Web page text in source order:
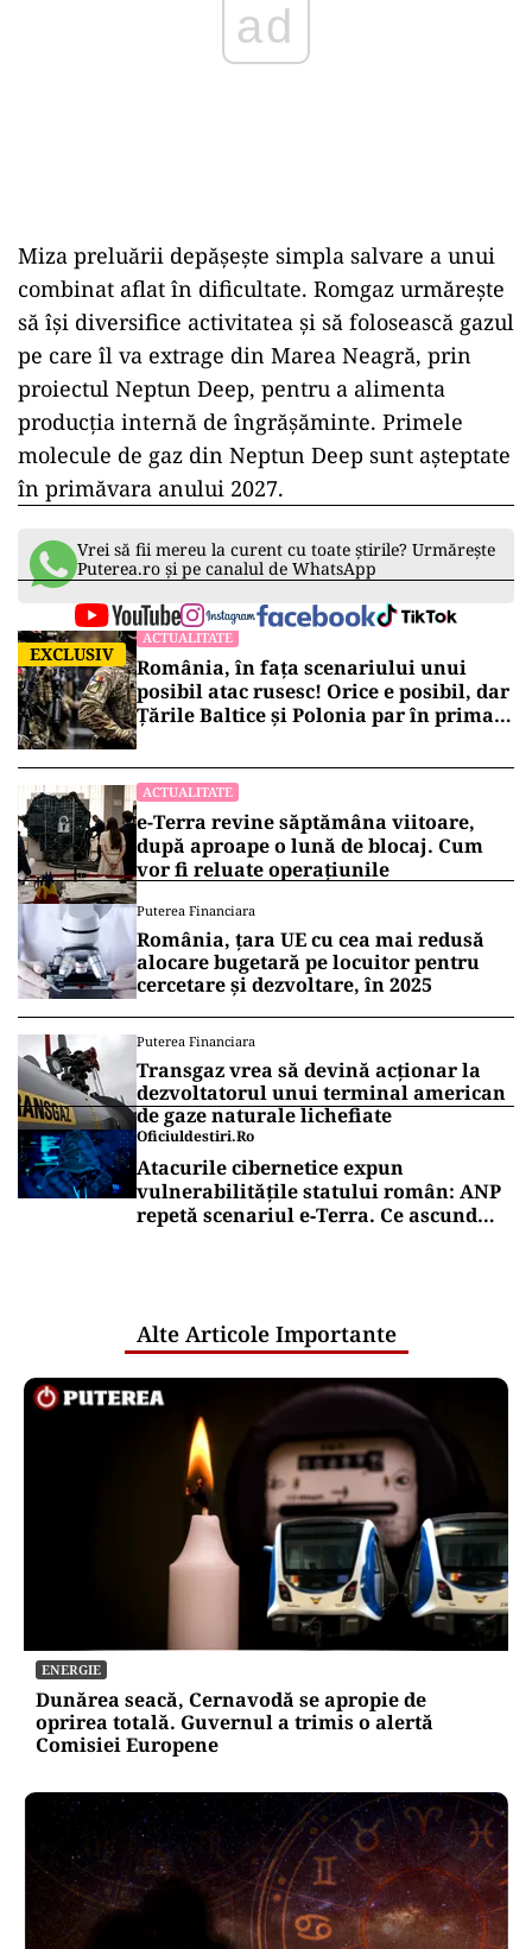
ad
Miza preluării depășește simpla salvare a unui
combinat aflat în dificultate. Romgaz urmărește
să își diversifice activitatea și să folosească gazul
pe care îl va extrage din Marea Neagră, prin
proiectul Neptun Deep, pentru a alimenta
producția internă de îngrășăminte. Primele
molecule de gaz din Neptun Deep sunt așteptate
în primăvara anului 2027.
Vrei să fii mereu la curent cu toate știrile? Urmărește
Puterea.ro și pe canalul de WhatsApp
EXCLUSIV
ACTUALITATE
România, în fața scenariului unui
posibil atac rusesc! Orice e posibil, dar
Țările Baltice și Polonia par în prima
ACTUALITATE
e-Terra revine săptămâna viitoare,
după aproape o lună de blocaj. Cum
vor fi reluate operațiunile
Puterea Financiara
România, țara UE cu cea mai redusă
alocare bugetară pe locuitor pentru
cercetare și dezvoltare, în 2025
Puterea Financiara
Transgaz vrea să devină acționar la
dezvoltatorul unui terminal american
de gaze naturale lichefiate
Oficiuldestiri.ro
Atacurile cibernetice expun
vulnerabilitățile statului român: ANP
repetă scenariul e‑Terra. Ce ascund
Alte Articole Importante
ENERGIE
Dunărea seacă, Cernavodă se apropie de
oprirea totală. Guvernul a trimis o alertă
Comisiei Europene